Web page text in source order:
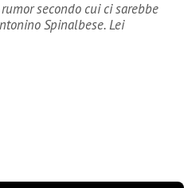
secondo cui ci sarebbe
Spinalbese. Lei